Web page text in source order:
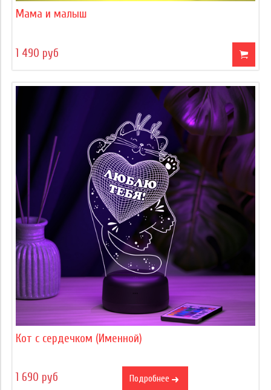
Мама и малыш
1 490 руб
Кот с сердечком (Именной)
1 690 руб Подробнее